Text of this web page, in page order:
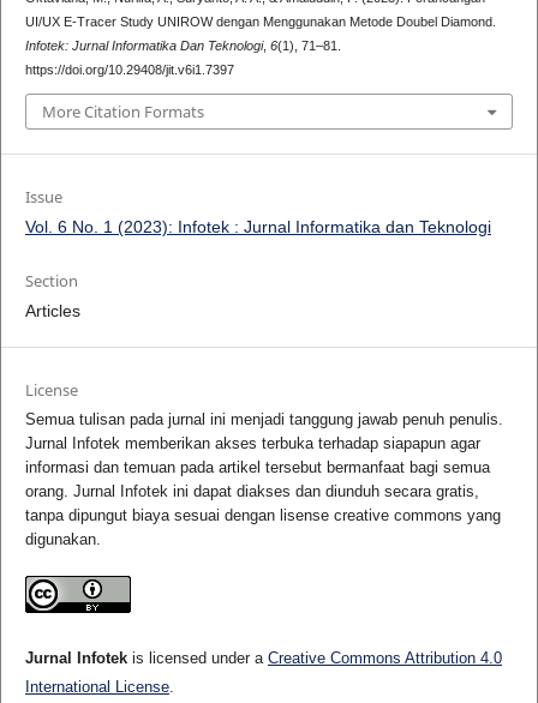
UI/UX E-Tracer Study UNIROW dengan Menggunakan Metode Doubel Diamond.
Infotek: Jurnal Informatika Dan Teknologi, 6(1), 71–81.
https://doi.org/10.29408/jit.v6i1.7397
More Citation Formats
Issue
Vol. 6 No. 1 (2023): Infotek : Jurnal Informatika dan Teknologi
Section
Articles
License
Semua tulisan pada jurnal ini menjadi tanggung jawab penuh penulis.
Jurnal Infotek memberikan akses terbuka terhadap siapapun agar
informasi dan temuan pada artikel tersebut bermanfaat bagi semua
orang. Jurnal Infotek ini dapat diakses dan diunduh secara gratis,
tanpa dipungut biaya sesuai dengan lisense creative commons yang
digunakan.
Jurnal Infotekis licensed under a Creative Commons Attribution 4.0
International License.